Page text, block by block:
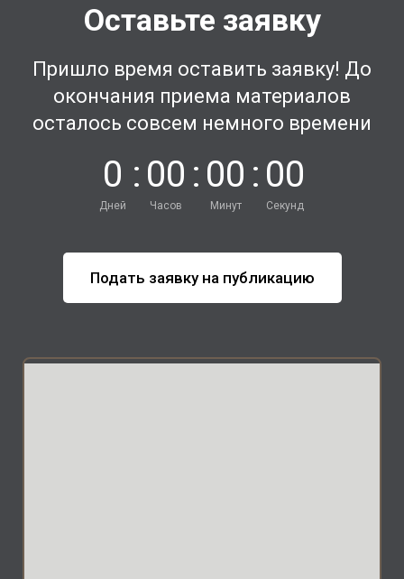
Оставьте заявку
Пришло время оставить заявку! До
окончания приема материалов
осталось совсем немного времени
0
Дней
: 00
Часов
: 00
Минут
: 00
Секунд
Подать заявку на публикацию